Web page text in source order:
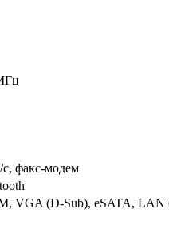
c, факс-модем
VGA (D-Sub), eSATA, LAN